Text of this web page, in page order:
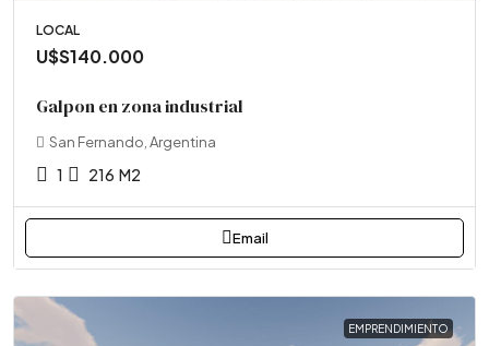
LOCAL
U$S140.000
Galpon en zona industrial
San Fernando, Argentina
1 216 M2
Email
EMPRENDIMIENTO